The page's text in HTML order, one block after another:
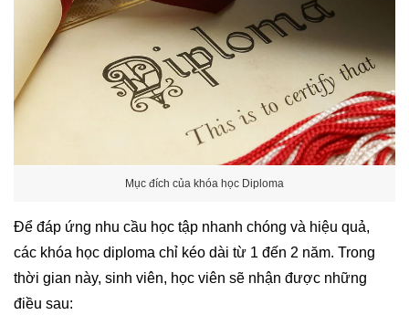
Mục đích của khóa học Diploma
Để đáp ứng nhu cầu học tập nhanh chóng và hiệu quả,
các khóa học diploma chỉ kéo dài từ 1 đến 2 năm. Trong
thời gian này, sinh viên, học viên sẽ nhận được những
điều sau: